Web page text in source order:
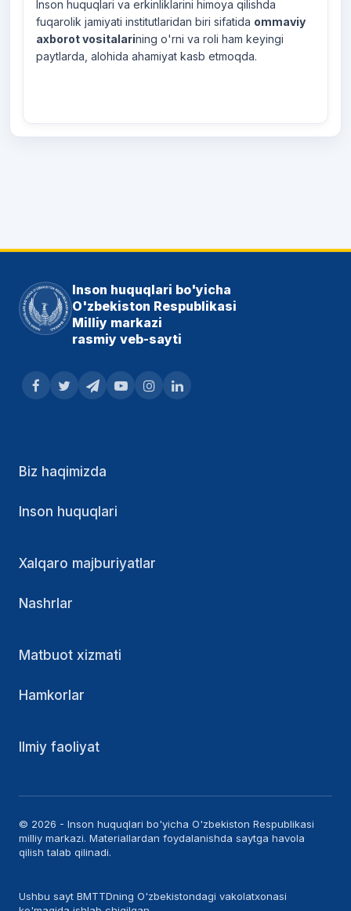
Inson huquqlari va erkinliklarini himoya qilishda
fuqarolik jamiyati institutlaridan biri sifatida ommaviy
axborot vositalarining o'rni va roli ham keyingi
paytlarda, alohida ahamiyat kasb etmoqda.
Inson huquqlari bo'yicha
O'zbekiston Respublikasi
Milliy markazi
rasmiy veb-sayti
Biz haqimizda
Inson huquqlari
Xalqaro majburiyatlar
Nashrlar
Matbuot xizmati
Hamkorlar
Ilmiy faoliyat
© 2026 - Inson huquqlari bo'yicha O'zbekiston Respublikasi
milliy markazi. Materiallardan foydalanishda saytga havola
qilish talab qilinadi.
Ushbu sayt BMTTDning O'zbekistondagi vakolatxonasi